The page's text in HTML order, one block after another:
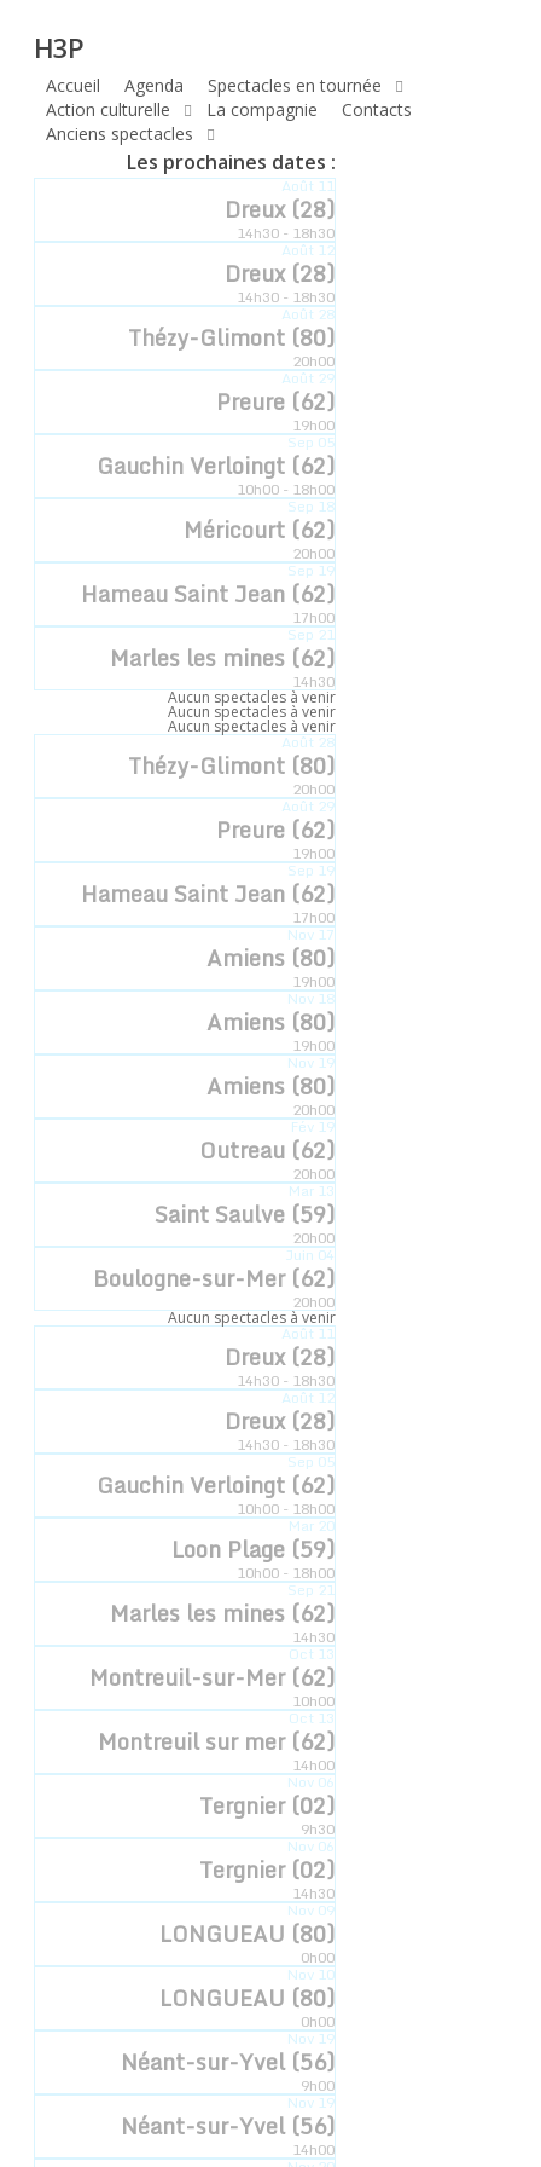
content
H3P
Compagnie
hyperbole
à trois poils
Compagnie Hyperbole à Trois Poils Retrouvez-
nous sur notre communauté
H3P
Accueil Agenda
Spectacles en tournée
Action culturelle
La compagnie
Contacts
Anciens spectacles
Les prochaines dates :
Août11
Dreux (28)
14h30 - 18h30
Août12
Dreux (28)
14h30 - 18h30
Août28
Thézy-Glimont (80)
20h00
Août29
Preure (62)
19h00
Sep05
Gauchin Verloingt (62)
10h00 - 18h00
Sep18
Méricourt (62)
20h00
Sep19
Hameau Saint Jean (62)
17h00
Sep21
Marles les mines (62)
14h30
Aucun spectacles à venir
Aucun spectacles à venir
Aucun spectacles à venir
Août28
Thézy-Glimont (80)
20h00
Août29
Preure (62)
19h00
Sep19
Hameau Saint Jean (62)
17h00
Nov17
Amiens (80)
19h00
Nov18
Amiens (80)
19h00
Nov19
Amiens (80)
20h00
Fév19
Outreau (62)
20h00
Mar13
Saint Saulve (59)
20h00
Juin04
Boulogne-sur-Mer (62)
20h00
Aucun spectacles à venir
Août11
Dreux (28)
14h30 - 18h30
Août12
Dreux (28)
14h30 - 18h30
Sep05
Gauchin Verloingt (62)
10h00 - 18h00
Mar20
Loon Plage (59)
10h00 - 18h00
Sep21
Marles les mines (62)
14h30
Oct13
Montreuil-sur-Mer (62)
10h00
Oct13
Montreuil sur mer (62)
14h00
Nov06
Tergnier (02)
9h30
Nov06
Tergnier (02)
14h30
Nov09
LONGUEAU (80)
0h00
Nov10
LONGUEAU (80)
0h00
Nov19
Néant-sur-Yvel (56)
9h00
Nov19
Néant-sur-Yvel (56)
14h00
»Avignon (84)
« Tous les Évènements
Cet évènement est passé.
Avignon (84)
Ajouter au calendrier
Date :
Heure :
Catégorie d’Évènement:
LIEU
cour du spectateur
+ Google Map
Inscription newsletter
© 2022 - Compagnie Hyperbole à Trois Poils
Mentions légales
Graphique:D.DELCOQUE